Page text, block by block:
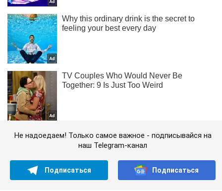
Не надоедаем! Только самое важное - подписывайся на
наш Telegram-канал
Подписаться Подписаться